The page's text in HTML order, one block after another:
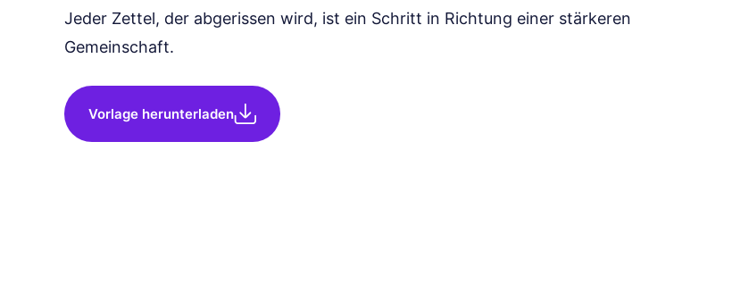
Jeder Zettel, der abgerissen wird, ist ein Schritt in Richtung einer stärkeren
Gemeinschaft.
Vorlage herunterladen